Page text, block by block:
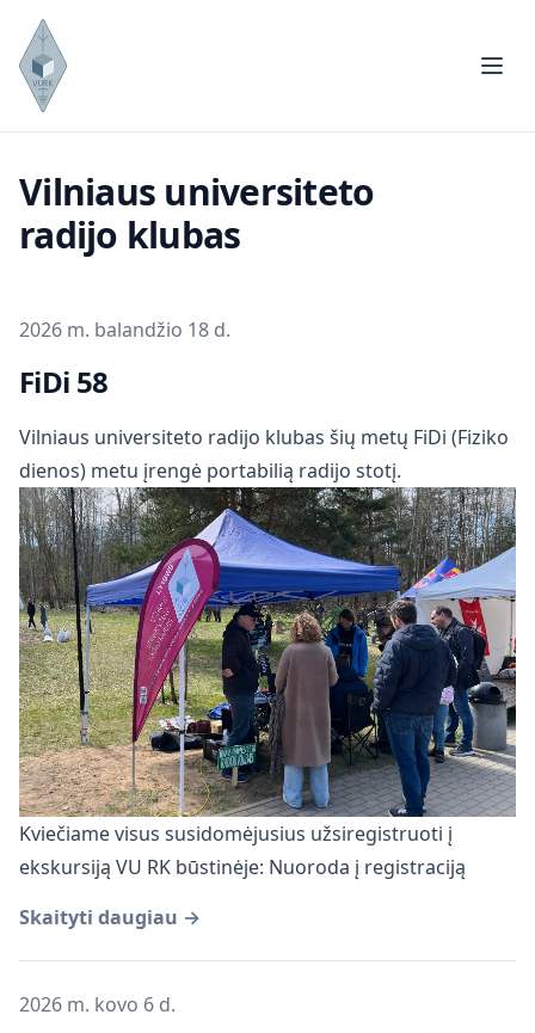
Vilniaus universiteto
radijo klubas
Publikuota
2026 m. balandžio 18 d.
FiDi 58
Vilniaus universiteto radijo klubas šių metų FiDi (Fiziko
dienos) metu įrengė portabilią radijo stotį.
Kviečiame visus susidomėjusius užsiregistruoti į
ekskursiją VU RK būstinėje: Nuoroda į registraciją
Skaityti daugiau →
Publikuota
2026 m. kovo 6 d.